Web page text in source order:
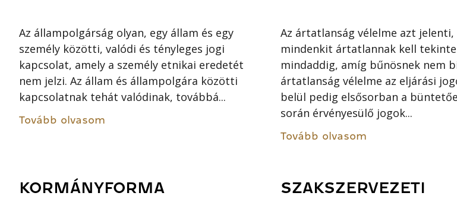
Az állampolgárság olyan, egy állam és egy
személy közötti, valódi és tényleges jogi
kapcsolat, amely a személy etnikai eredetét
nem jelzi. Az állam és állampolgára közötti
kapcsolatnak tehát valódinak, továbbá...
Tovább olvasom
Az ártatlanság vélelme azt jelenti,
mindenkit ártatlannak kell
mindaddig, amíg bűnösnek nem
ártatlanság vélelme az eljárási
belül pedig elsősorban a
során érvényesülő jogok...
Tovább olvasom
KORMÁNYFORMA
SZAKSZERVEZETI